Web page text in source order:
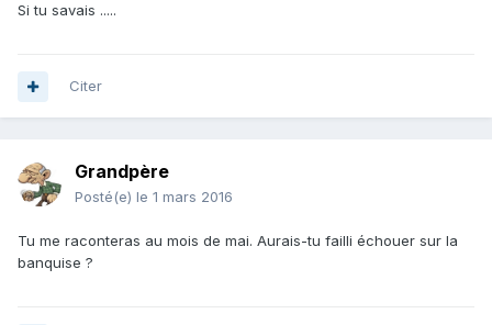
Si tu savais .....
Citer
Grandpère
Posté(e) le 1 mars 2016
Tu me raconteras au mois de mai. Aurais-tu failli échouer sur la
banquise ?